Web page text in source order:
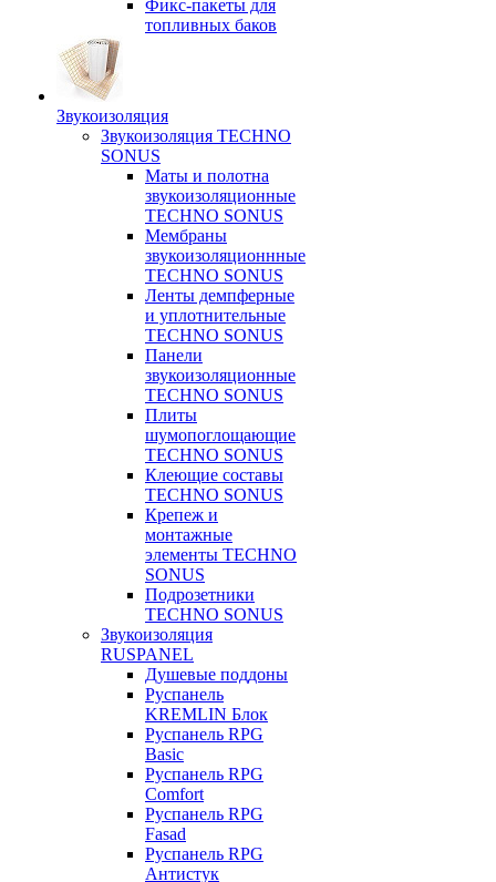
Фикс-пакеты для
топливных баков
Звукоизоляция
Звукоизоляция TECHNO
SONUS
Маты и полотна
звукоизоляционные
TECHNO SONUS
Мембраны
звукоизоляционнные
TECHNO SONUS
Ленты демпферные
и уплотнительные
TECHNO SONUS
Панели
звукоизоляционные
TECHNO SONUS
Плиты
шумопоглощающие
TECHNO SONUS
Клеющие составы
TECHNO SONUS
Крепеж и
монтажные
элементы TECHNO
SONUS
Подрозетники
TECHNO SONUS
Звукоизоляция
RUSPANEL
Душевые поддоны
Руспанель
KREMLIN Блок
Руспанель RPG
Basic
Руспанель RPG
Comfort
Руспанель RPG
Fasad
Руспанель RPG
Антистук